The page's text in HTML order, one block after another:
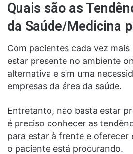
Quais são as
da Saúde/Medicina
Com pacientes cada vez
estar presente no ambiente
alternativa e sim uma
empresas da área da saúde.
Entretanto, não basta estar
é preciso conhecer as
para estar à frente e oferecer
o paciente está procurando.